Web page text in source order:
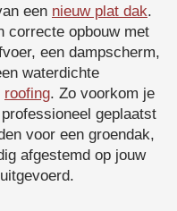
een nieuw plat dak.
correcte opbouw met
een dampscherm,
waterdichte
roofing. Zo voorkom je
geplaatst
voor een groendak,
afgestemd op jouw